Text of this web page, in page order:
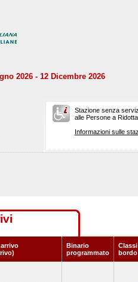
2026 - 12 Dicembre 2026
Stazione senza
alle Persone a
Informazioni sulle
Binario
programmato
bordo